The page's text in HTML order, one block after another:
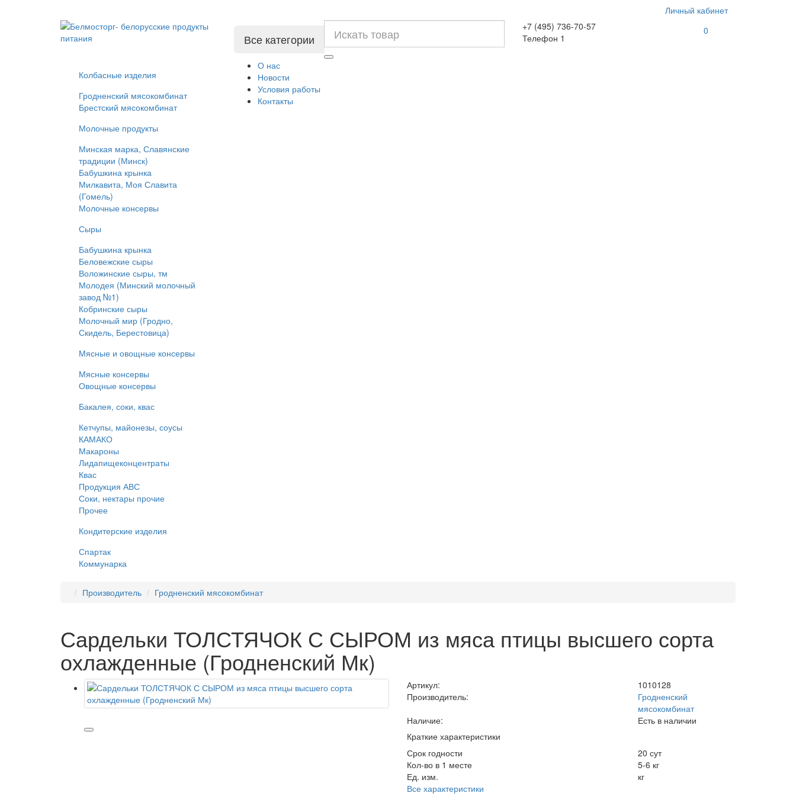
Личный кабинет
+7 (495) 736-70-57
Телефон 1
0
Все категории
Колбасные изделия
Гродненский мясокомбинат
Брестский мясокомбинат
Молочные продукты
Минская марка, Славянские
традиции (Минск)
Бабушкина крынка
Милкавита, Моя Славита
(Гомель)
Молочные консервы
Сыры
Бабушкина крынка
Беловежские сыры
Воложинские сыры, тм
Молодея (Минский молочный
завод №1)
Кобринские сыры
Молочный мир (Гродно,
Скидель, Берестовица)
Мясные и овощные консервы
Мясные консервы
Овощные консервы
Бакалея, соки, квас
Кетчупы, майонезы, соусы
КАМАКО
Макароны
Лидапищеконцентраты
Квас
Продукция АВС
Соки, нектары прочие
Прочее
Кондитерские изделия
Спартак
Коммунарка
О нас
Новости
Условия работы
Контакты
Производитель Гродненский мясокомбинат
Сардельки ТОЛСТЯЧОК С СЫРОМ из мяса птицы высшего сорта
охлажденные (Гродненский Мк)
Артикул:
1010128
Производитель:
Гродненский
мясокомбинат
Наличие:
Есть в наличии
Краткие характеристики
Срок годности
20 сут
Кол-во в 1 месте
5-6 кг
Ед. изм.
кг
Все характеристики